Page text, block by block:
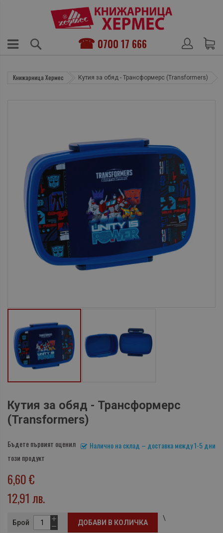
0700 17 666
Книжарница Хермес Кутия за обяд - Трансформерс (Transformers)
Кутия за обяд - Трансформерс
(Transformers)
Налично на склад – доставка между 1-5 дни
Бъдете първият оценил
този продукт
6,60 €
12,91 лв.
Брой ДОБАВИ В КОЛИЧКА
\